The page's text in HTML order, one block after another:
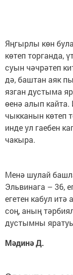
Яңгырлы көн
көтеп торганда,
суын чәчрәтеп
дә, баштан аяк
язган дустыма
өенә алып
чыкканын көтеп
инде ул гаебен
чакыра.
Менә шулай
Эльвинага – 36,
егетен кабул
соң, аның
дустымны
Мәдинә Д.